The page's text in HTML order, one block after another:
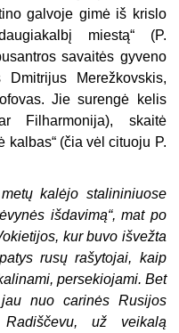
galvoje gimė iš krislo
miestą“ (P.
savaitės gyveno
Merežkovskis,
Jie surengė kelis
Filharmonija), skaitė
(čia vėl cituoju P.
kalėjo stalininiuose
išdavimą“, mat po
kur buvo išvežta
rusų rašytojai, kaip
persekiojami. Bet
nuo carinės Rusijos
už veikalą